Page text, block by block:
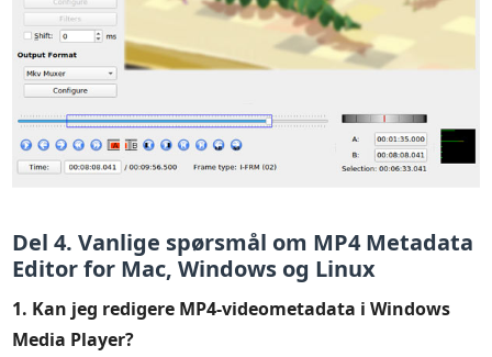
Del 4. Vanlige spørsmål om MP4 Metadata
Editor for Mac, Windows og Linux
1. Kan jeg redigere MP4-videometadata i Windows
Media Player?